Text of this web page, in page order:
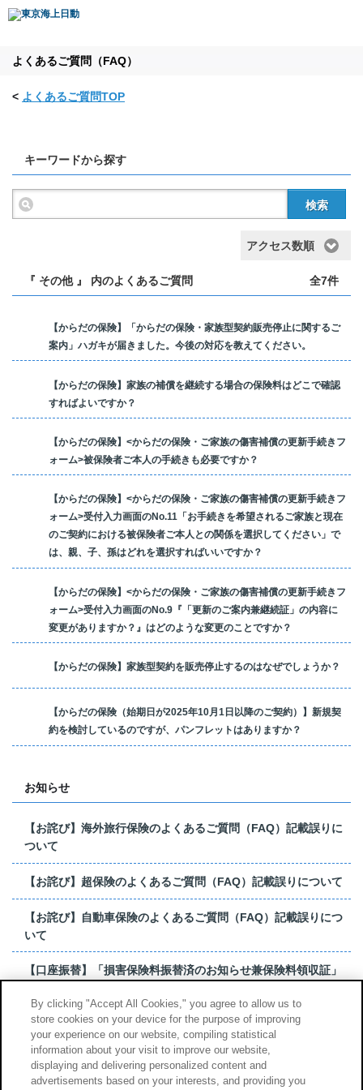
よくあるご質問（FAQ）
< よくあるご質問TOP
キーワードから探す
検索
アクセス数順
『 その他 』 内のよくあるご質問 全7件
【からだの保険】「からだの保険・家族型契約販売停止に関するご
案内」ハガキが届きました。今後の対応を教えてください。
【からだの保険】家族の補償を継続する場合の保険料はどこで確認
すればよいですか？
【からだの保険】<からだの保険・ご家族の傷害補償の更新手続きフ
ォーム>被保険者ご本人の手続きも必要ですか？
【からだの保険】<からだの保険・ご家族の傷害補償の更新手続きフ
ォーム>受付入力画面のNo.11「お手続きを希望されるご家族と現在
のご契約における被保険者ご本人との関係を選択してください」で
は、親、子、孫はどれを選択すればいいですか？
【からだの保険】<からだの保険・ご家族の傷害補償の更新手続きフ
ォーム>受付入力画面のNo.9『「更新のご案内兼継続証」の内容に
変更がありますか？』はどのような変更のことですか？
【からだの保険】家族型契約を販売停止するのはなぜでしょうか？
【からだの保険（始期日が2025年10月1日以降のご契約）】新規契
約を検討しているのですが、パンフレットはありますか？
お知らせ
【お詫び】海外旅行保険のよくあるご質問（FAQ）記載誤りに
ついて
【お詫び】超保険のよくあるご質問（FAQ）記載誤りについて
【お詫び】自動車保険のよくあるご質問（FAQ）記載誤りにつ
いて
【口座振替】「損害保険料振替済のお知らせ兼保険料領収証」
【お詫び】超保険のよくあるご質問（FAQ）記載誤りについて
もっと見る
By clicking "Accept All Cookies," you agree to allow us to
store cookies on your device for the purpose of improving
your experience on our website, compiling statistical
information about your visit to improve our website,
displaying and delivering personalized content and
advertisements based on your interests, and providing you